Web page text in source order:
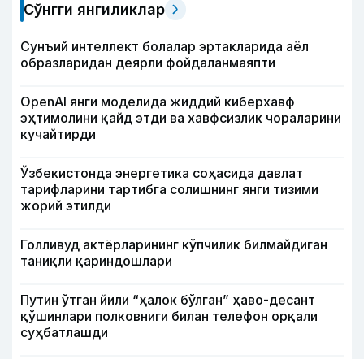
Сўнгги янгиликлар
Сунъий интеллект болалар эртакларида аёл
образларидан деярли фойдаланмаяпти
OpenAI янги моделида жиддий киберхавф
эҳтимолини қайд этди ва хавфсизлик чораларини
кучайтирди
Ўзбекистонда энергетика соҳасида давлат
тарифларини тартибга солишнинг янги тизими
жорий этилди
Голливуд актёрларининг кўпчилик билмайдиган
таниқли қариндошлари
Путин ўтган йили “ҳалок бўлган” ҳаво-десант
қўшинлари полковниги билан телефон орқали
суҳбатлашди